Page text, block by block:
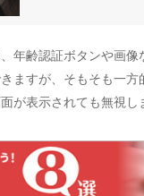
年齢認証ボタンや画
ますが、そもそも一
が表示されても無視し